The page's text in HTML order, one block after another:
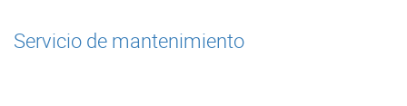
Servicio de mantenimiento